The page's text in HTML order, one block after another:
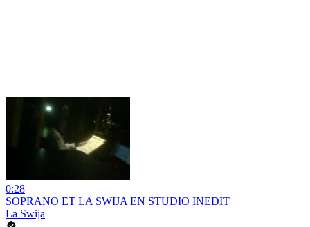
0:28
SOPRANO ET LA SWIJA EN STUDIO INEDIT
La Swija